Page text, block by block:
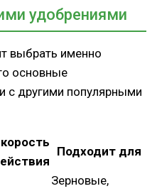
удобрениями
выбрать именно
основные
с другими популярными
Подходит для
Зерновые,